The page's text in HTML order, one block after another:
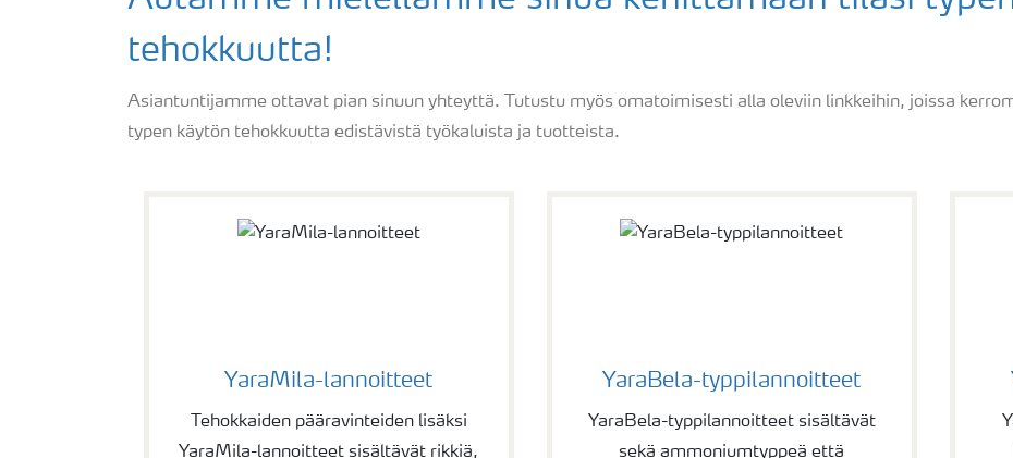
tehokkuutta!
Asiantuntijamme ottavat pian sinuun yhteyttä. Tutustu myös omatoimisesti alla oleviin linkkeihin, joissa
typen käytön tehokkuutta edistävistä työkaluista ja tuotteista.
YaraMila-lannoitteet
Tehokkaiden pääravinteiden lisäksi
YaraMila-lannoitteet sisältävät rikkiä,
YaraBela-typpilannoitteet
YaraBela-typpilannoitteet sisältävät
sekä ammoniumtyppeä että